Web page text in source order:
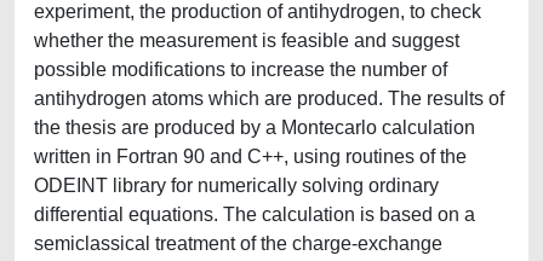
experiment, the production of antihydrogen, to check
whether the measurement is feasible and suggest
possible modifications to increase the number of
antihydrogen atoms which are produced. The results of
the thesis are produced by a Montecarlo calculation
written in Fortran 90 and C++, using routines of the
ODEINT library for numerically solving ordinary
differential equations. The calculation is based on a
semiclassical treatment of the charge-exchange